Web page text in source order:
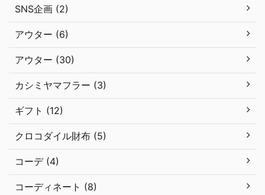
SNS企画 (2)
アウター (6)
アウター (30)
カシミヤマフラー (3)
ギフト (12)
クロコダイル財布 (5)
コーデ (4)
コーディネート (8)